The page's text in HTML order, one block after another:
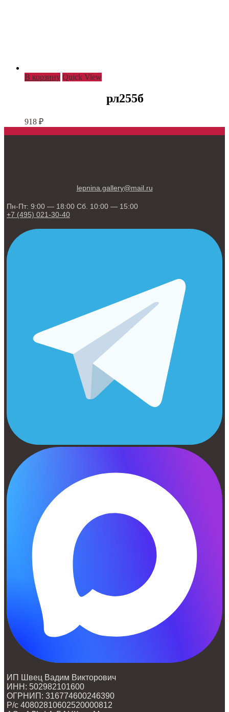
В корзину Quick View
рл255б
918 ₽
lepnina.gallery@mail.ru
Пн-Пт: 9:00 — 18:00 Сб. 10:00 — 15:00
+7 (495) 021-30-40
ИП Швец Вадим Викторович
ИНН: 502982101600
ОГРНИП: 316774600246390
Р/с 40802810602520000812